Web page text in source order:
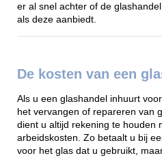
er al snel achter of de
als deze aanbiedt.
De kosten van een
Als u een glashandel inhuurt
het vervangen of repareren van
dient u altijd rekening te houden
arbeidskosten. Zo betaalt u bij
voor het glas dat u gebruikt,